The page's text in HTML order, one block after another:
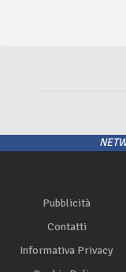
Pubblicità
Contatti
Informativa Privacy